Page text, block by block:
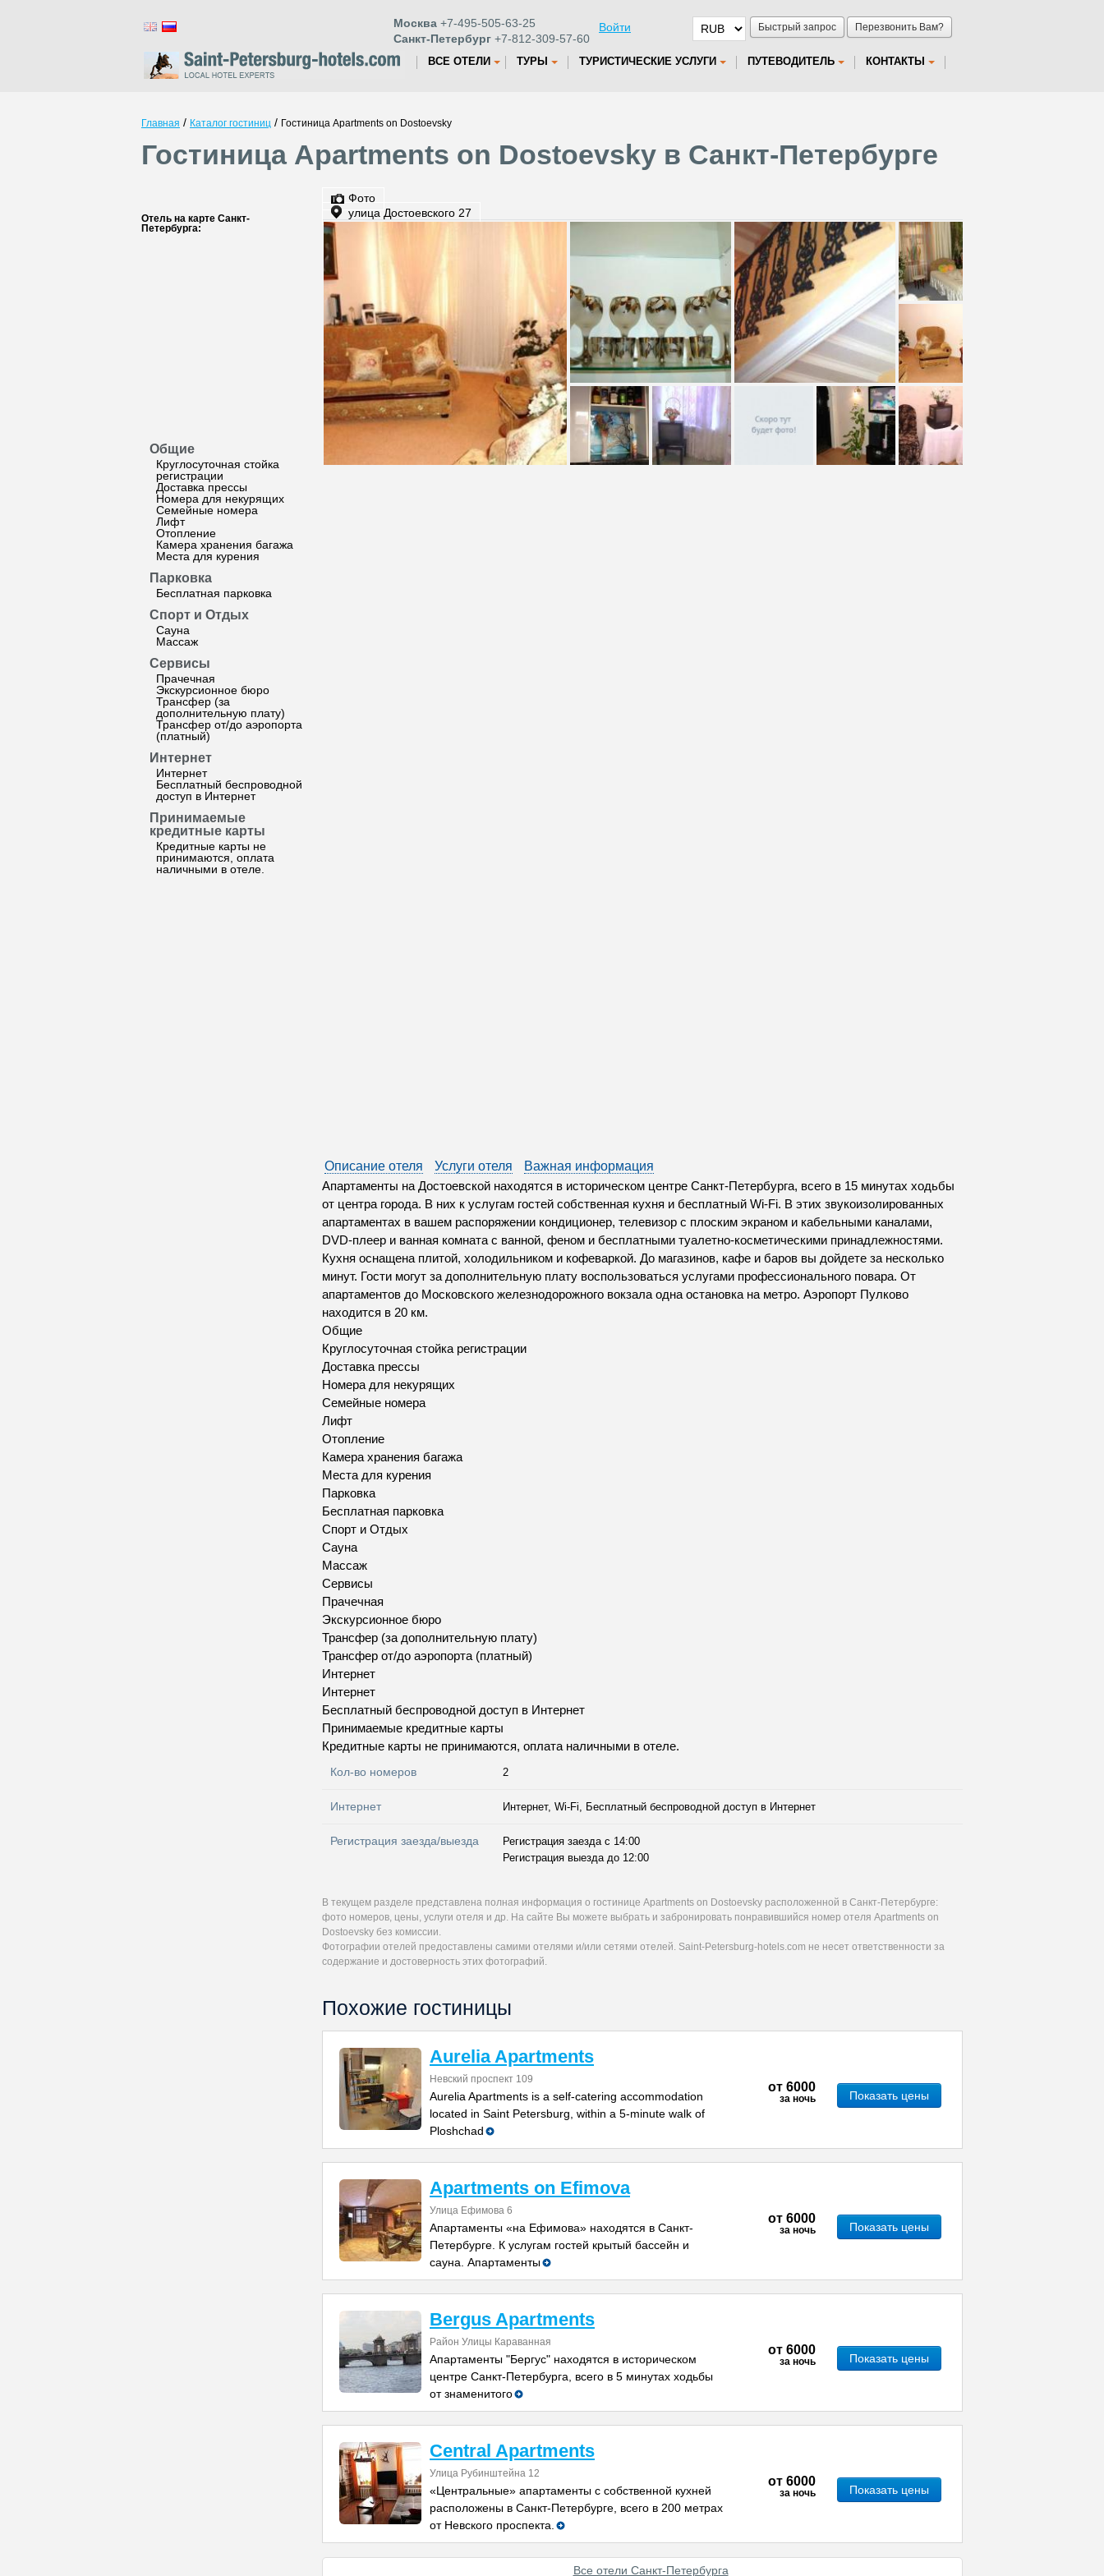
Быстрый запрос Перезвонить Вам?
Москва +7-495-505-63-25
Санкт-Петербург +7-812-309-57-60
Войти
ВСЕ ОТЕЛИ ТУРЫ ТУРИСТИЧЕСКИЕ УСЛУГИ ПУТЕВОДИТЕЛЬ КОНТАКТЫ
Главная / Каталог гостиниц / Гостиница Apartments on Dostoevsky
Гостиница Apartments on Dostoevsky в Санкт-Петербурге
Отель на карте Санкт-
Петербурга:
Общие
Круглосуточная стойка
регистрации
Доставка прессы
Номера для некурящих
Семейные номера
Лифт
Отопление
Камера хранения багажа
Места для курения
Парковка
Бесплатная парковка
Спорт и Отдых
Сауна
Массаж
Сервисы
Прачечная
Экскурсионное бюро
Трансфер (за
дополнительную плату)
Трансфер от/до аэропорта
(платный)
Интернет
Интернет
Бесплатный беспроводной
доступ в Интернет
Принимаемые
кредитные карты
Кредитные карты не
принимаются, оплата
наличными в отеле.
Фото
улица Достоевского 27
Описание отеля Услуги отеля
Важная информация
Апартаменты на Достоевской находятся в историческом центре Санкт-Петербурга, всего в 15 минутах ходьбы
от центра города. В них к услугам гостей собственная кухня и бесплатный Wi-Fi. В этих звукоизолированных
апартаментах в вашем распоряжении кондиционер, телевизор с плоским экраном и кабельными каналами,
DVD-плеер и ванная комната с ванной, феном и бесплатными туалетно-косметическими принадлежностями.
Кухня оснащена плитой, холодильником и кофеваркой. До магазинов, кафе и баров вы дойдете за несколько
минут. Гости могут за дополнительную плату воспользоваться услугами профессионального повара. От
апартаментов до Московского железнодорожного вокзала одна остановка на метро. Аэропорт Пулково
находится в 20 км.
Общие
Круглосуточная стойка регистрации
Доставка прессы
Номера для некурящих
Семейные номера
Лифт
Отопление
Камера хранения багажа
Места для курения
Парковка
Бесплатная парковка
Спорт и Отдых
Сауна
Массаж
Сервисы
Прачечная
Экскурсионное бюро
Трансфер (за дополнительную плату)
Трансфер от/до аэропорта (платный)
Интернет
Интернет
Бесплатный беспроводной доступ в Интернет
Принимаемые кредитные карты
Кредитные карты не принимаются, оплата наличными в отеле.
Кол-во номеров 2
Интернет Интернет, Wi-Fi, Бесплатный беспроводной доступ в Интернет
Регистрация заезда/выезда
Регистрация заезда с 14:00
Регистрация выезда до 12:00
В текущем разделе представлена полная информация о гостинице Apartments on Dostoevsky расположенной в Санкт-Петербурге:
фото номеров, цены, услуги отеля и др. На сайте Вы можете выбрать и забронировать понравившийся номер отеля Apartments on
Dostoevsky без комиссии.
Фотографии отелей предоставлены самими отелями и/или сетями отелей. Saint-Petersburg-hotels.com не несет ответственности за
содержание и достоверность этих фотографий.
Похожие гостиницы
Aurelia Apartments
Невский проспект 109
Aurelia Apartments is a self-catering accommodation
located in Saint Petersburg, within a 5-minute walk of
Ploshchad
от 6000
за ночь Показать цены
Apartments on Efimova
Улица Ефимова 6
Апартаменты «на Ефимова» находятся в Санкт-
Петербурге. К услугам гостей крытый бассейн и
сауна. Апартаменты
от 6000
за ночь Показать цены
Bergus Apartments
Район Улицы Караванная
Апартаменты "Бергус" находятся в историческом
центре Санкт-Петербурга, всего в 5 минутах ходьбы
от знаменитого
от 6000
за ночь Показать цены
Central Apartments
Улица Рубинштейна 12
«Центральные» апартаменты с собственной кухней
расположены в Санкт-Петербурге, всего в 200 метрах
от Невского проспекта.
от 6000
за ночь Показать цены
Все отели Санкт-Петербурга